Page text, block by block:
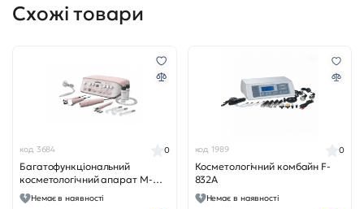
Схожі товари
код 3684
Багатофункціональний
косметологічний апарат M-
1897
0
Немає в наявності
код 1989
Косметологічний комбайн F-
832A
0
Немає в наявності